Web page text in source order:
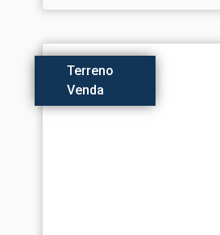
Terreno
Venda